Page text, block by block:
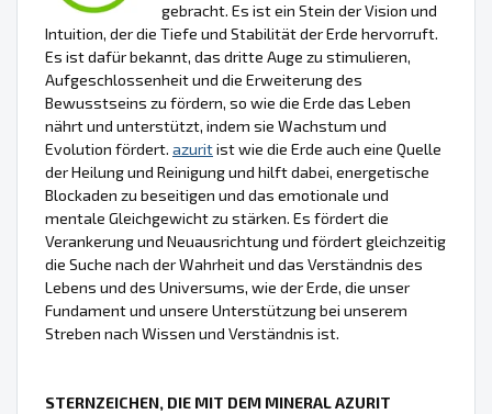
gebracht. Es ist ein Stein der Vision und
Intuition, der die Tiefe und Stabilität der Erde hervorruft.
Es ist dafür bekannt, das dritte Auge zu stimulieren,
Aufgeschlossenheit und die Erweiterung des
Bewusstseins zu fördern, so wie die Erde das Leben
nährt und unterstützt, indem sie Wachstum und
Evolution fördert. azuritist wie die Erde auch eine Quelle
der Heilung und Reinigung und hilft dabei, energetische
Blockaden zu beseitigen und das emotionale und
mentale Gleichgewicht zu stärken. Es fördert die
Verankerung und Neuausrichtung und fördert gleichzeitig
die Suche nach der Wahrheit und das Verständnis des
Lebens und des Universums, wie der Erde, die unser
Fundament und unsere Unterstützung bei unserem
Streben nach Wissen und Verständnis ist.
STERNZEICHEN, DIE MIT DEM MINERAL AZURIT